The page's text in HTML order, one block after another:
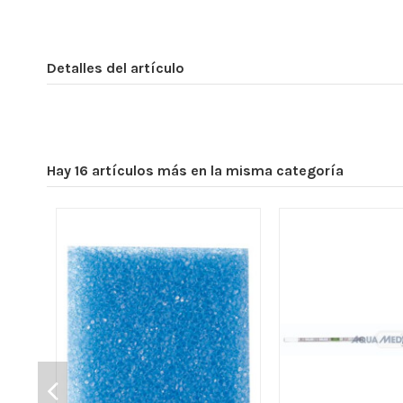
Detalles del artículo
Hay 16 artículos más en la misma categoría